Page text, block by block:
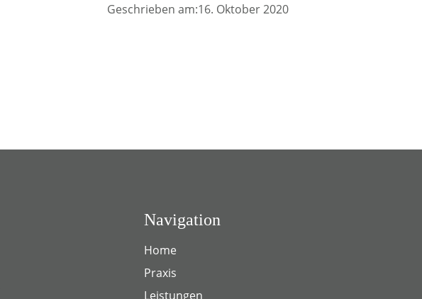
Geschrieben am:16. Oktober 2020
Navigation
Home
Praxis
Leistungen